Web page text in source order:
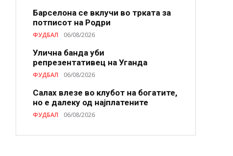
Барселона се вклучи во трката за
потписот на Родри
ФУДБАЛ 06/08/2026
Улична банда уби
репрезентативец на Уганда
ФУДБАЛ 06/08/2026
Салах влезе во клубот на богатите,
но е далеку од најплатените
ФУДБАЛ 06/08/2026